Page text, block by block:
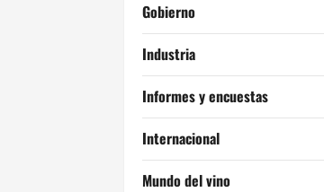
Gobierno
Industria
Informes y encuestas
Internacional
Mundo del vino